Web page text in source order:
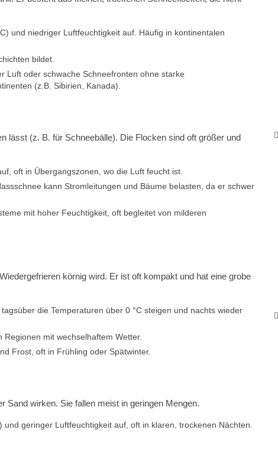
und niedriger Luftfeuchtigkeit auf. Häufig in kontinentalen
bildet.
Luft oder schwache Schneefronten ohne starke
(z.B. Sibirien, Kanada).
lässt (z. B. für Schneebälle). Die Flocken sind oft größer und
oft in Übergangszonen, wo die Luft feucht ist.
kann Stromleitungen und Bäume belasten, da er schwer
mit hoher Feuchtigkeit, oft begleitet von milderen
körnig wird. Er ist oft kompakt und hat eine grobe
die Temperaturen über 0 °C steigen und nachts wieder
mit wechselhaftem Wetter.
Frost, oft in Frühling oder Spätwinter.
Sand wirken. Sie fallen meist in geringen Mengen.
geringer Luftfeuchtigkeit auf, oft in klaren, trockenen Nächten.